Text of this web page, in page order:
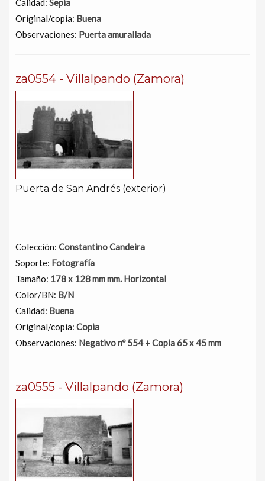
Original/copia: Buena
Observaciones: Puerta amurallada
za0554 - Villalpando (Zamora)
Puerta de San Andrés (exterior)
Colección: Constantino Candeira
Soporte: Fotografía
Tamaño: 178 x 128 mm mm. Horizontal
Color/BN: B/N
Calidad: Buena
Original/copia: Copia
Observaciones: Negativo nº 554 + Copia 65 x 45 mm
za0555 - Villalpando (Zamora)